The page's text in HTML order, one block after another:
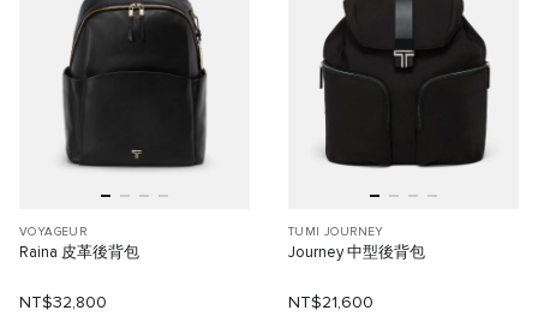
VOYAGEUR
Raina 皮革後背包
NT$32,800
TUMI JOURNEY
Journey 中型後背包
NT$21,600